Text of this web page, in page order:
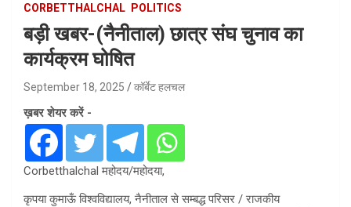
CORBETTHALCHAL POLITICS
बड़ी खबर-(नैनीताल) छात्र संघ चुनाव का
कार्यक्रम घोषित
September 18, 2025 कॉर्बेट हलचल
ख़बर शेयर करें -
Corbetthalchal महोदय/महोदया,
कृपया कुमाऊँ विश्वविद्यालय, नैनीताल से सम्बद्ध परिसर / राजकीय